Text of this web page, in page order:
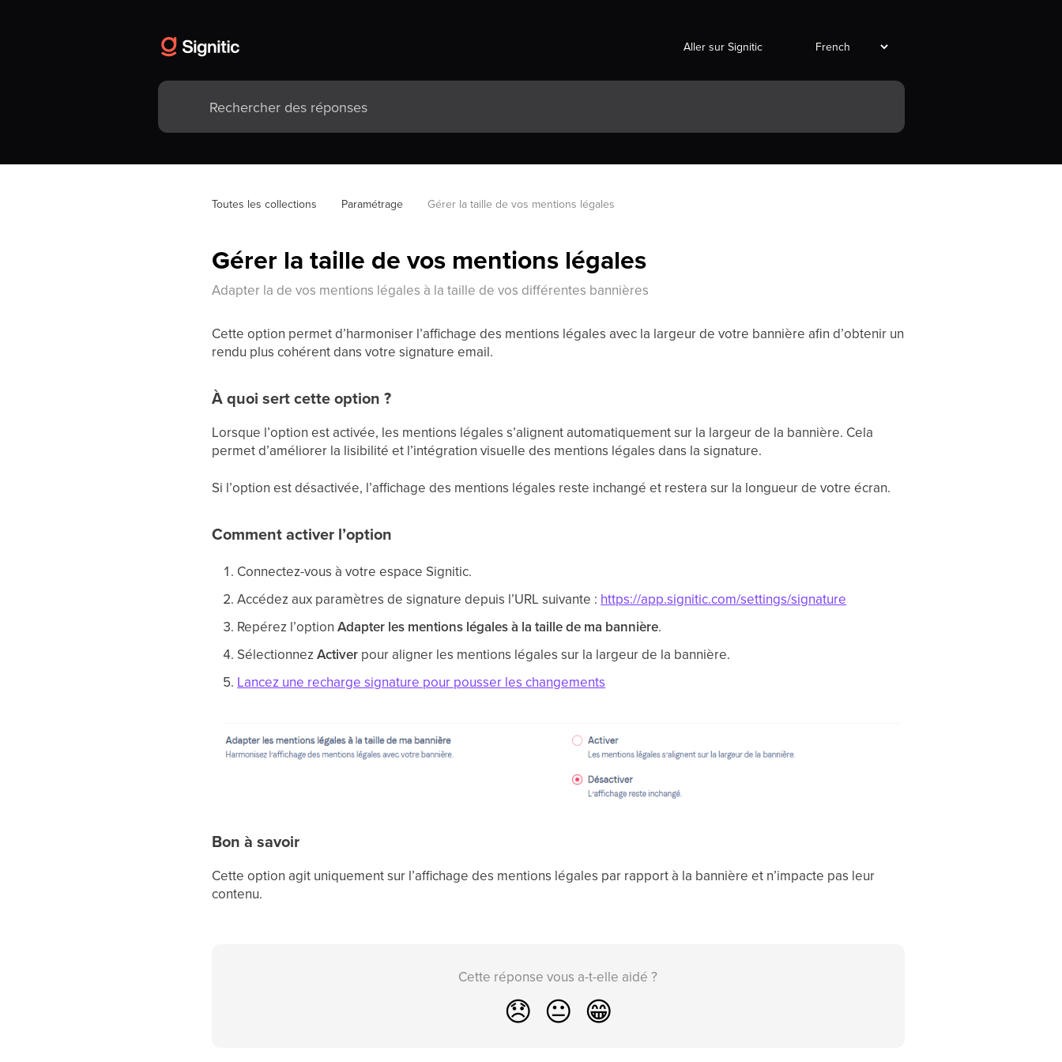
Aller sur Signitic
Toutes les collections Paramétrage Gérer la taille de vos mentions légales
Gérer la taille de vos mentions légales
Adapter la de vos mentions légales à la taille de vos différentes bannières
Cette option permet d’harmoniser l’affichage des mentions légales avec la largeur de votre bannière afin d’obtenir un
rendu plus cohérent dans votre signature email.
À quoi sert cette option ?
Lorsque l’option est activée, les mentions légales s’alignent automatiquement sur la largeur de la bannière. Cela
permet d’améliorer la lisibilité et l’intégration visuelle des mentions légales dans la signature.
Si l’option est désactivée, l’affichage des mentions légales reste inchangé et restera sur la longueur de votre écran.
Comment activer l’option
Connectez-vous à votre espace Signitic.
Accédez aux paramètres de signature depuis l’URL suivante : https://app.signitic.com/settings/signature
Repérez l’optionAdapter les mentions légales à la taille de ma bannière.
SélectionnezActiver pour aligner les mentions légales sur la largeur de la bannière.
Lancez une recharge signature pour pousser les changements
Bon à savoir
Cette option agit uniquement sur l’affichage des mentions légales par rapport à la bannière et n’impacte pas leur
contenu.
Cette réponse vous a-t-elle aidé ?
😞 😐 😁